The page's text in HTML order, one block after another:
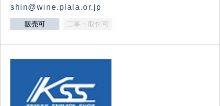
shin@wine.plala.or.jp
販売可 工事・取付可